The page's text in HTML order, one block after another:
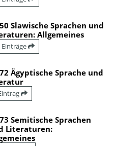
Slawische Sprachen und
Allgemeines
Einträge
Ägyptische Sprache und
Semitische Sprachen
Literaturen: